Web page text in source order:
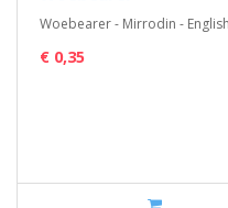
Woebearer - Mirrodin - English
€ 0,35